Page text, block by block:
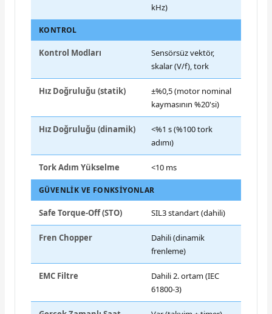
kHz)
KONTROL
Kontrol Modları
Sensörsüz vektör,
skalar (V/f), tork
Hız Doğruluğu (statik)
±%0,5 (motor nominal
kaymasının %20'si)
Hız Doğruluğu (dinamik)
<%1 s (%100 tork
adımı)
Tork Adım Yükselme <10 ms
GÜVENLIK VE FONKSIYONLAR
Safe Torque-Off (STO) SIL3 standart (dahili)
Fren Chopper
Dahili (dinamik
frenleme)
EMC Filtre
Dahili 2. ortam (IEC
61800-3)